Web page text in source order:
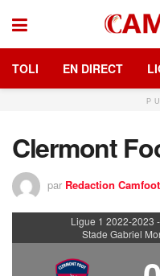
TOLI EN DIRECT
Clermont
par Redaction Camfoot
Ligue 1 2022-2023
Stade Gabriel